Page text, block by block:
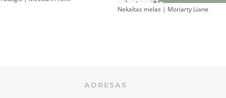
Nekaltas melas | Moriarty Liane
ADRESAS